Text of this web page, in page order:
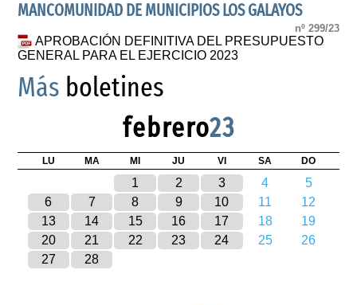
MANCOMUNIDAD DE MUNICIPIOS LOS GALAYOS
nº 299/23
APROBACIÓN DEFINITIVA DEL PRESUPUESTO
GENERAL PARA EL EJERCICIO 2023
Más boletines
febrero23
LU MA MI JU VI SA DO
1 2 3 4
5
6
7 8 9 10 11
12
13
14 15 16 17 18
19
20
21 22 23 24 25
26
27
28